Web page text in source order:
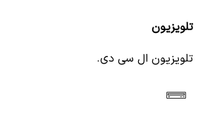
تلویزیون
تلویزیون ال سی دی.